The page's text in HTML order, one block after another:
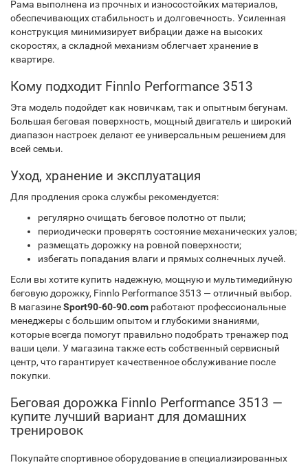
Рама выполнена из прочных и износостойких материалов,
обеспечивающих стабильность и долговечность. Усиленная
конструкция минимизирует вибрации даже на высоких
скоростях, а складной механизм облегчает хранение в
квартире.
Кому подходит Finnlo Performance 3513
Эта модель подойдет как новичкам, так и опытным бегунам.
Большая беговая поверхность, мощный двигатель и широкий
диапазон настроек делают ее универсальным решением для
всей семьи.
Уход, хранение и эксплуатация
Для продления срока службы рекомендуется:
регулярно очищать беговое полотно от пыли;
периодически проверять состояние механических узлов;
размещать дорожку на ровной поверхности;
избегать попадания влаги и прямых солнечных лучей.
Если вы хотите купить надежную, мощную и мультимедийную
беговую дорожку, Finnlo Performance 3513 — отличный выбор.
В магазинеSport90-60-90.com работают профессиональные
менеджеры с большим опытом и глубокими знаниями,
которые всегда помогут правильно подобрать тренажер под
ваши цели. У магазина также есть собственный сервисный
центр, что гарантирует качественное обслуживание после
покупки.
Беговая дорожка Finnlo Performance 3513 —
купите лучший вариант для домашних
тренировок
Покупайте спортивное оборудование в специализированных